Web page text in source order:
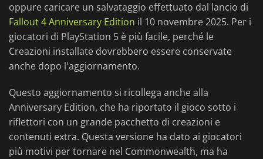
oppure caricare un salvataggio effettuato dal lancio di
Fallout 4 Anniversary Edition il 10 novembre 2025. Per i
giocatori di PlayStation 5 è più facile, perché le
Creazioni installate dovrebbero essere conservate
anche dopo l'aggiornamento.
Questo aggiornamento si ricollega anche alla
Anniversary Edition, che ha riportato il gioco sotto i
riflettori con un grande pacchetto di creazioni e
contenuti extra. Questa versione ha dato ai giocatori
più motivi per tornare nel Commonwealth, ma ha